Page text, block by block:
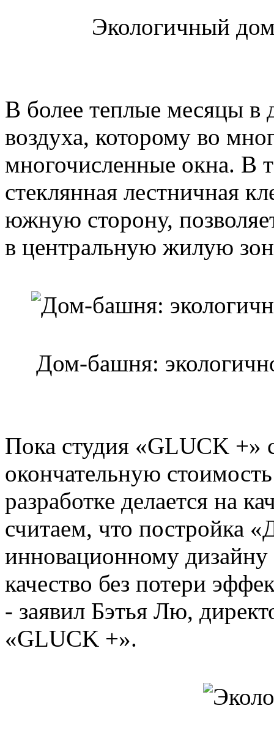
Экологичный
В более теплые месяцы в
воздуха, которому во
многочисленные окна. В
стеклянная лестничная
южную сторону,
в центральную жилую
Дом-башня:
Пока студия «GLUCK +»
окончательную
разработке делается на
считаем, что постройка
инновационному дизайну
качество без потери
- заявил Бэтья Лю,
«GLUCK +».